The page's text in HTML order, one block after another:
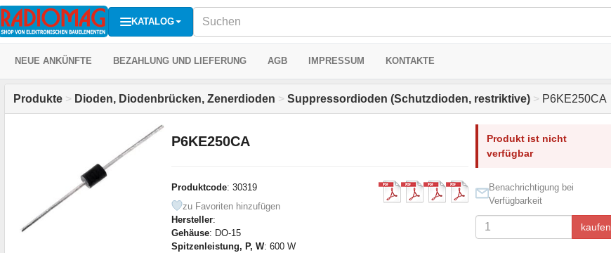
KATALOG
NEUE ANKÜNFTE BEZAHLUNG UND LIEFERUNG AGB IMPRESSUM KONTAKTE
Produkte > Dioden, Diodenbrücken, Zenerdioden > Suppressordioden (Schutzdioden, restriktive) > P6KE250CA
P6KE250CA
Produktcode: 30319
zu Favoriten hinzufügen
Hersteller:
Gehäuse: DO-15
Spitzenleistung, P, W: 600 W
Produkt ist nicht
verfügbar
Benachrichtigung bei
Verfügbarkeit
kaufen